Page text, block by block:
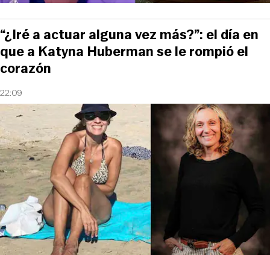
22:09
“¿Iré a actuar alguna vez más?”: el día en
que a Katyna Huberman se le rompió el
corazón